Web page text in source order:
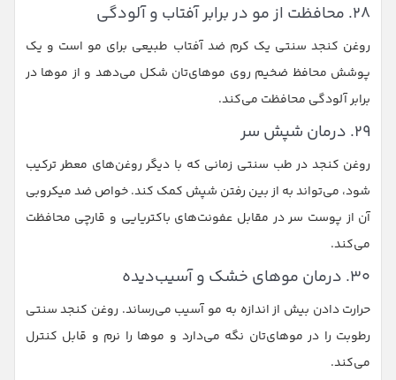
۲۸. محافظت از مو در برابر آفتاب و آلودگی
روغن کنجد سنتی یک کرم ضد آفتاب طبیعی برای مو است و یک
پوشش محافظ ضخیم روی موها‌ی‌تان شکل می‌دهد و از موها در
برابر آلودگی محافظت می‌کند.
۲۹. درمان شپش سر
روغن کنجد در طب سنتی زمانی که با دیگر روغن‌های معطر ترکیب
شود، می‌تواند به از بین رفتن شپش کمک کند. خواص ضد میکروبی
آن از پوست سر در مقابل عفونت‌های باکتریایی و قارچی محافظت
می‌کند.
۳۰. درمان موهای خشک و آسیب‌دیده
حرارت دادن بیش از اندازه به مو آسیب می‌رساند. روغن کنجد سنتی
رطوبت را در موهای‌تان نگه می‌دارد و موها را نرم و قابل کنترل
می‌کند.